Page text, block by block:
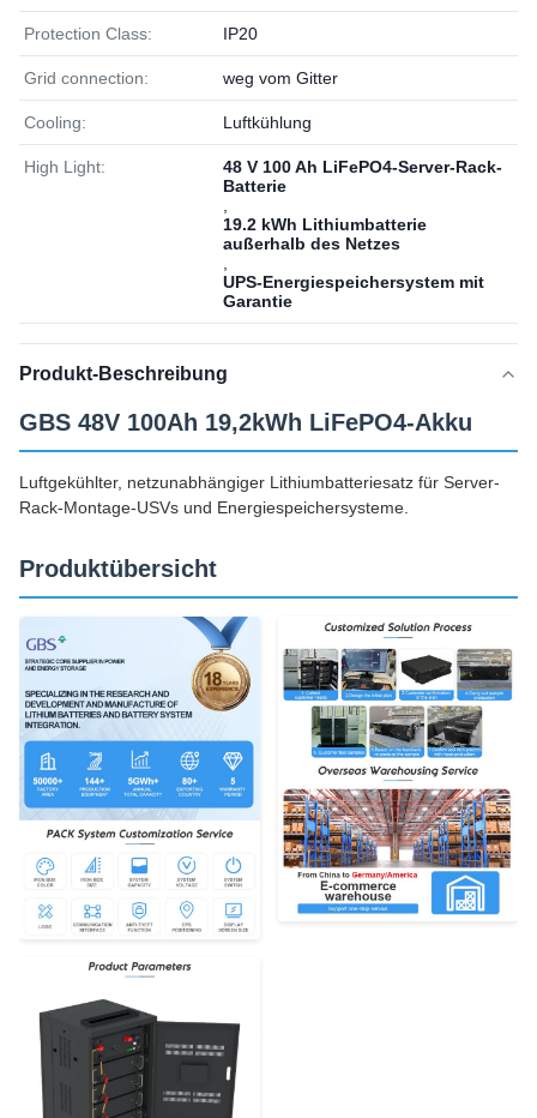
Protection Class: IP20
Grid connection: weg vom Gitter
Cooling: Luftkühlung
High Light:
48 V 100 Ah LiFePO4-Server-Rack-
Batterie
19.2 kWh Lithiumbatterie
außerhalb des Netzes
UPS-Energiespeichersystem mit
Garantie
Produkt-Beschreibung
GBS 48V 100Ah 19,2kWh LiFePO4-Akku
Luftgekühlter, netzunabhängiger Lithiumbatteriesatz für Server-
Rack-Montage-USVs und Energiespeichersysteme.
Produktübersicht